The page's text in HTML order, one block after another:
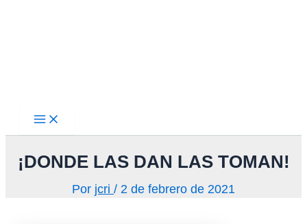
¡DONDE LAS DAN LAS TOMAN!
Por jcri / 2 de febrero de 2021